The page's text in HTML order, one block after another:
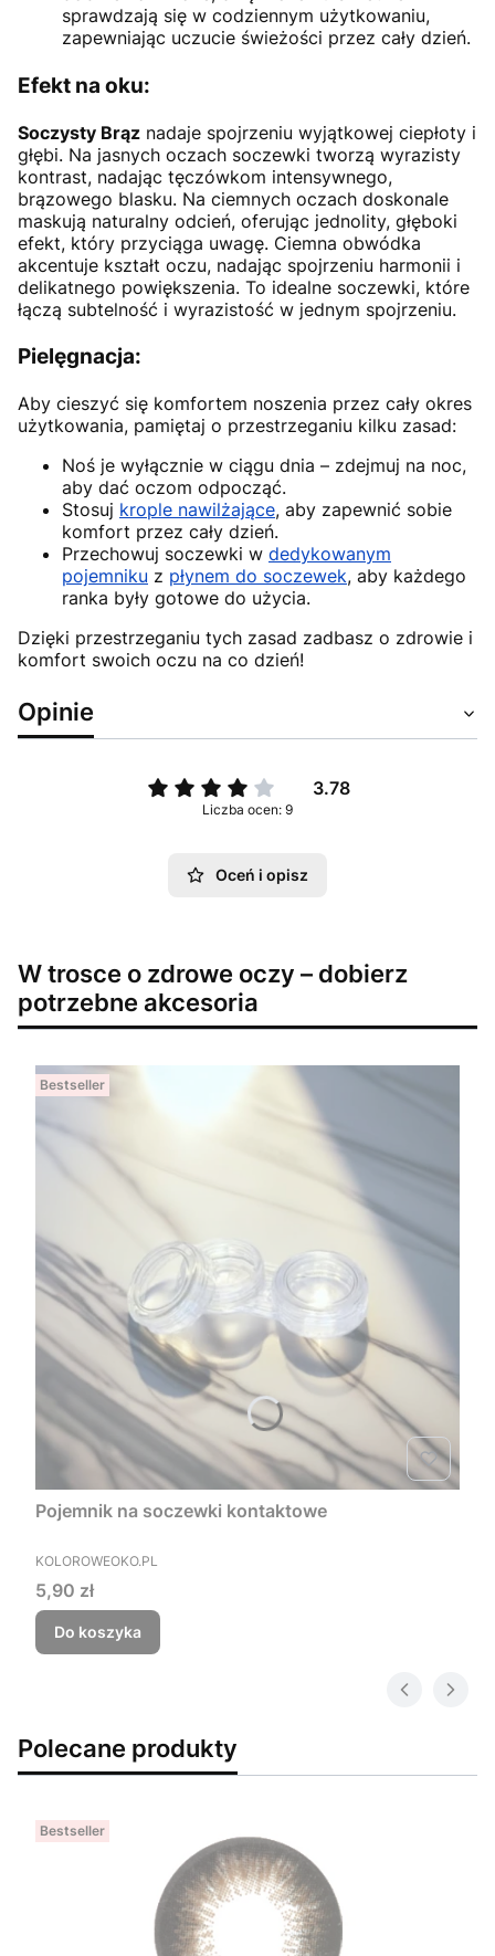
sprawdzają się w codziennym użytkowaniu,
zapewniając uczucie świeżości przez cały dzień.
Efekt na oku:
Soczysty Brąz nadaje spojrzeniu wyjątkowej ciepłoty i
głębi. Na jasnych oczach soczewki tworzą wyrazisty
kontrast, nadając tęczówkom intensywnego,
brązowego blasku. Na ciemnych oczach doskonale
maskują naturalny odcień, oferując jednolity, głęboki
efekt, który przyciąga uwagę. Ciemna obwódka
akcentuje kształt oczu, nadając spojrzeniu harmonii i
delikatnego powiększenia. To idealne soczewki, które
łączą subtelność i wyrazistość w jednym spojrzeniu.
Pielęgnacja:
Aby cieszyć się komfortem noszenia przez cały okres
użytkowania, pamiętaj o przestrzeganiu kilku zasad:
Noś je wyłącznie w ciągu dnia – zdejmuj na noc,
aby dać oczom odpocząć.
Stosuj krople nawilżające, aby zapewnić sobie
komfort przez cały dzień.
Przechowuj soczewki w dedykowanym
pojemniku z płynem do soczewek, aby każdego
ranka były gotowe do użycia.
Dzięki przestrzeganiu tych zasad zadbasz o zdrowie i
komfort swoich oczu na co dzień!
Opinie
3.78
Liczba ocen: 9
Oceń i opisz
W trosce o zdrowe oczy – dobierz
potrzebne akcesoria
Bestseller
Pojemnik na soczewki kontaktowe
PRODUCENT
KOLOROWEOKO.PL
Cena
5,90 zł
Do koszyka
Polecane produkty
Bestseller